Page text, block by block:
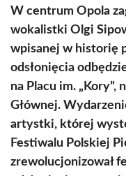
W centrum Opola
wokalistki Olgi
wpisanej w historię
odsłonięcia
na Placu im.
Głównej.
artystki, której
Festiwalu Polskiej
zrewolucjonizował